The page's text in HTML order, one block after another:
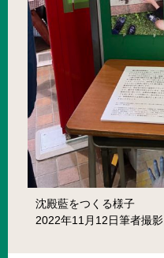
沈殿藍をつくる様子
2022年11月12日筆者撮影